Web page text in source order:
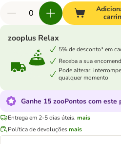
zooplus Relax
5% de desconto* em
Receba a sua
Pode alterar,
qualquer momento
Ganhe 15 zooPontos com este
Entrega em 2-5 dias úteis. mais
Política de devoluçõesmais